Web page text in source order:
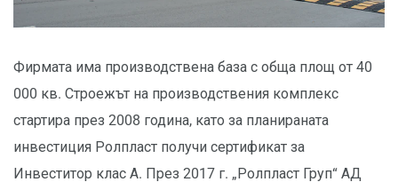
Фирмата има производствена база с обща площ от 40
000 кв. Строежът на производствения комплекс
стартира през 2008 година, като за планираната
инвестиция Ролпласт получи сертификат за
Инвеститор клас А. През 2017 г. „Ролпласт Груп“ АД